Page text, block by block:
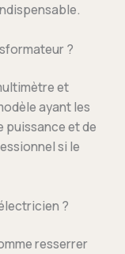
?
et
ayant les
puissance et de
si le
?
resserrer